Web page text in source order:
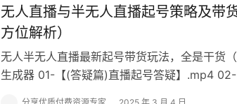
无人直播与半无人直播起号策略及带
方位解析）
无人半无人直播最新起号带货玩法，全是干货
生成器 01-【(答疑篇)直播起号答疑】.mp4 02-